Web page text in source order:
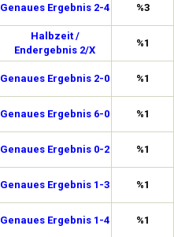
Genaues Ergebnis 2-4 %3
Halbzeit /
Endergebnis 2/X
%1
Genaues Ergebnis 2-0 %1
Genaues Ergebnis 6-0 %1
Genaues Ergebnis 0-2 %1
Genaues Ergebnis 1-3 %1
Genaues Ergebnis 1-4 %1